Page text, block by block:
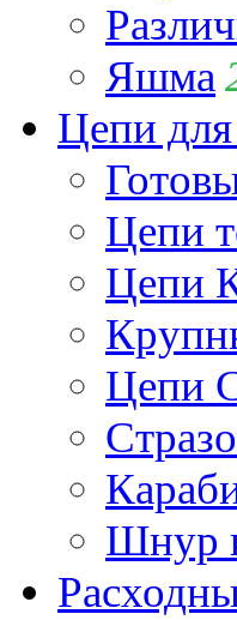
Яшма
Цепи
Цепи
Цепи
Цепи
Шнур